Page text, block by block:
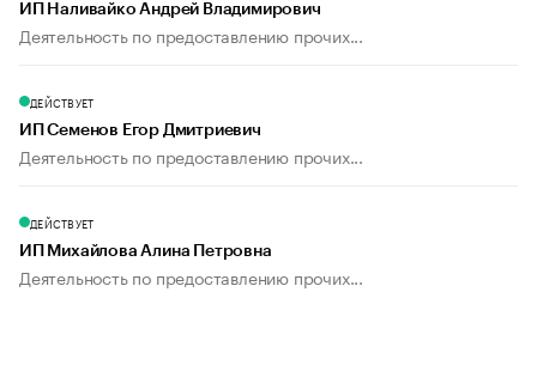
ИП Наливайко Андрей Владимирович
Деятельность по предоставлению прочих...
ДЕЙСТВУЕТ
ИП Семенов Егор Дмитриевич
Деятельность по предоставлению прочих...
ДЕЙСТВУЕТ
ИП Михайлова Алина Петровна
Деятельность по предоставлению прочих...